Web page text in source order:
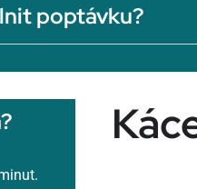
poptávku?